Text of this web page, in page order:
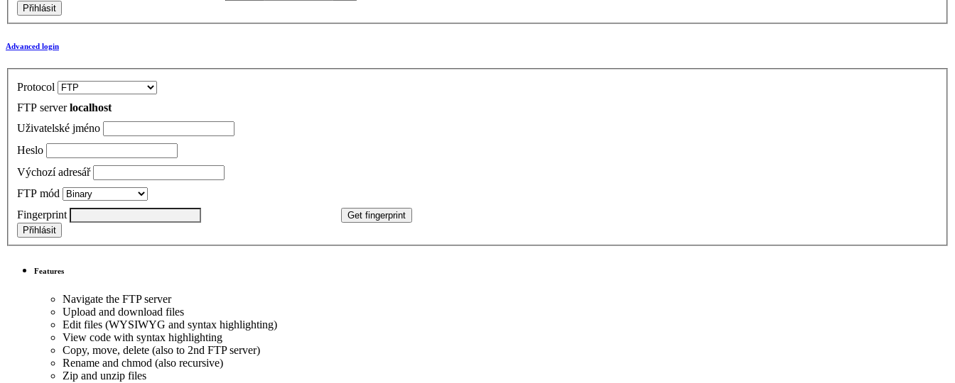
Advanced login
Protocol
FTP server localhost
Uživatelské jméno
Heslo
Výchozí adresář
FTP mód
Fingerprint
Features
Navigate the FTP server
Upload and download files
Edit files (WYSIWYG and syntax highlighting)
View code with syntax highlighting
Copy, move, delete (also to 2nd FTP server)
Rename and chmod (also recursive)
Zip and unzip files